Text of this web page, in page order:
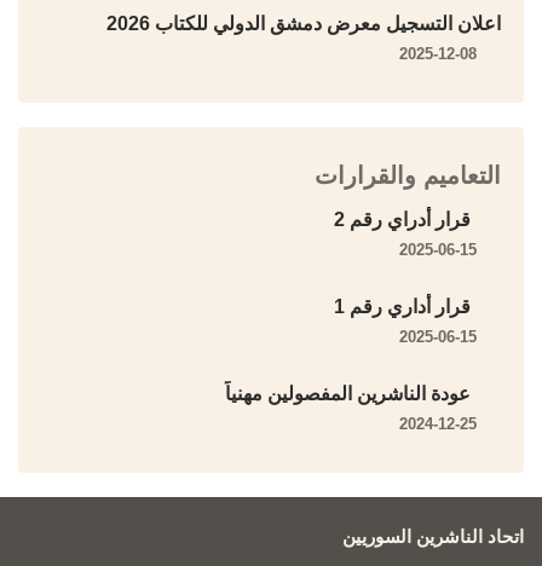
اعلان التسجيل معرض دمشق الدولي للكتاب 2026
2025-12-08
التعاميم والقرارات
قرار أدراي رقم 2
2025-06-15
قرار أداري رقم 1
2025-06-15
عودة الناشرين المفصولين مهنياً
2024-12-25
اتحاد الناشرين السوريين